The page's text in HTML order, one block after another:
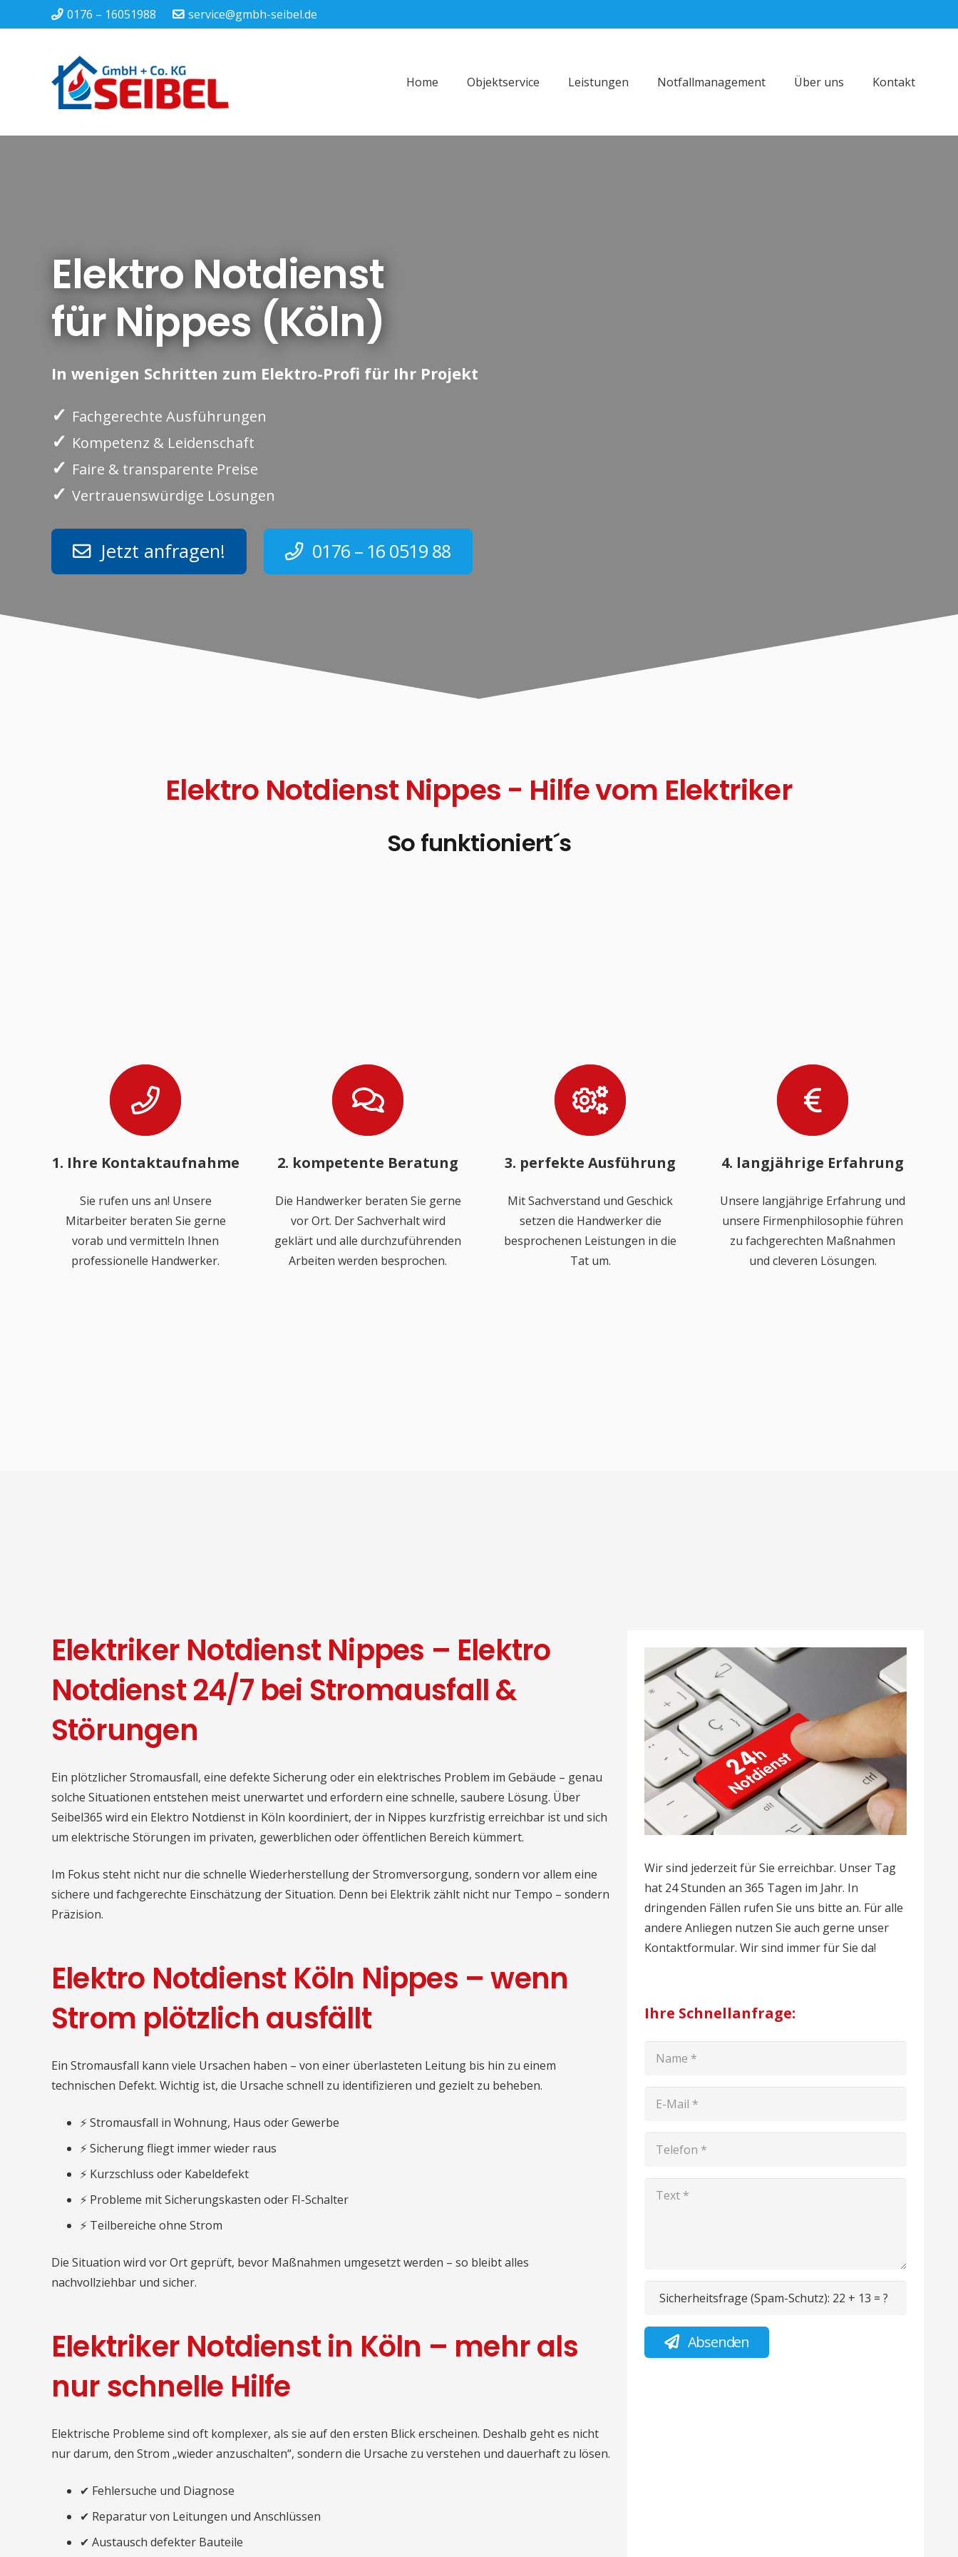
0176 – 16051988 service@gmbh-seibel.de
Home Objektservice Leistungen Notfallmanagement Über uns Kontakt
Elektro Notdienst
für Nippes (Köln)
In wenigen Schritten zum Elektro-Profi für Ihr Projekt
✓ Fachgerechte Ausführungen
✓ Kompetenz & Leidenschaft
✓ Faire & transparente Preise
✓ Vertrauenswürdige Lösungen
Jetzt anfragen! 0176 – 16 0519 88
Elektro Notdienst Nippes - Hilfe vom Elektriker
So funktioniert´s
1. Ihre Kontaktaufnahme
Sie rufen uns an! Unsere
Mitarbeiter beraten Sie gerne
vorab und vermitteln Ihnen
professionelle Handwerker.
2. kompetente Beratung
Die Handwerker beraten Sie gerne
vor Ort. Der Sachverhalt wird
geklärt und alle durchzuführenden
Arbeiten werden besprochen.
3. perfekte Ausführung
Mit Sachverstand und Geschick
setzen die Handwerker die
besprochenen Leistungen in die
Tat um.
4. langjährige Erfahrung
Unsere langjährige Erfahrung und
unsere Firmenphilosophie führen
zu fachgerechten Maßnahmen
und cleveren Lösungen.
Elektriker Notdienst Nippes – Elektro
Notdienst 24/7 bei Stromausfall &
Störungen
Ein plötzlicher Stromausfall, eine defekte Sicherung oder ein elektrisches Problem im Gebäude – genau
solche Situationen entstehen meist unerwartet und erfordern eine schnelle, saubere Lösung. Über
Seibel365 wird ein Elektro Notdienst in Köln koordiniert, der in Nippes kurzfristig erreichbar ist und sich
um elektrische Störungen im privaten, gewerblichen oder öffentlichen Bereich kümmert.
Im Fokus steht nicht nur die schnelle Wiederherstellung der Stromversorgung, sondern vor allem eine
sichere und fachgerechte Einschätzung der Situation. Denn bei Elektrik zählt nicht nur Tempo – sondern
Präzision.
Elektro Notdienst Köln Nippes – wenn
Strom plötzlich ausfällt
Ein Stromausfall kann viele Ursachen haben – von einer überlasteten Leitung bis hin zu einem
technischen Defekt. Wichtig ist, die Ursache schnell zu identifizieren und gezielt zu beheben.
⚡ Stromausfall in Wohnung, Haus oder Gewerbe
⚡ Sicherung fliegt immer wieder raus
⚡ Kurzschluss oder Kabeldefekt
⚡ Probleme mit Sicherungskasten oder FI-Schalter
⚡ Teilbereiche ohne Strom
Die Situation wird vor Ort geprüft, bevor Maßnahmen umgesetzt werden – so bleibt alles
nachvollziehbar und sicher.
Elektriker Notdienst in Köln – mehr als
nur schnelle Hilfe
Elektrische Probleme sind oft komplexer, als sie auf den ersten Blick erscheinen. Deshalb geht es nicht
nur darum, den Strom „wieder anzuschalten“, sondern die Ursache zu verstehen und dauerhaft zu lösen.
✔ Fehlersuche und Diagnose
✔ Reparatur von Leitungen und Anschlüssen
✔ Austausch defekter Bauteile
Wir sind jederzeit für Sie erreichbar. Unser Tag
hat 24 Stunden an 365 Tagen im Jahr. In
dringenden Fällen rufen Sie uns bitte an. Für alle
andere Anliegen nutzen Sie auch gerne unser
Kontaktformular. Wir sind immer für Sie da!
Ihre Schnellanfrage:
Sicherheitsfrage (Spam-Schutz): 22 + 13 = ?
Absenden